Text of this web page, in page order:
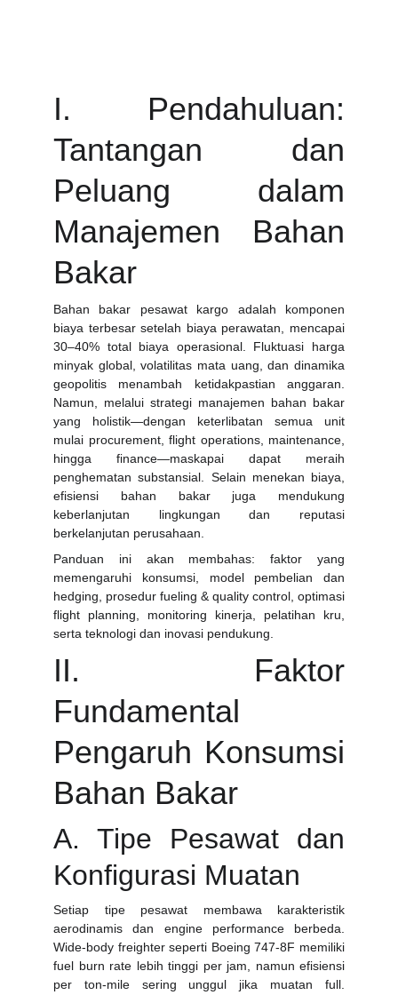
I. Pendahuluan:
Tantangan dan
Peluang dalam
Manajemen Bahan
Bakar
Bahan bakar pesawat kargo adalah komponen
biaya terbesar setelah biaya perawatan, mencapai
30–40% total biaya operasional. Fluktuasi harga
minyak global, volatilitas mata uang, dan dinamika
geopolitis menambah ketidakpastian anggaran.
Namun, melalui strategi manajemen bahan bakar
yang holistik—dengan keterlibatan semua unit
mulai procurement, flight operations, maintenance,
hingga finance—maskapai dapat meraih
penghematan substansial. Selain menekan biaya,
efisiensi bahan bakar juga mendukung
keberlanjutan lingkungan dan reputasi
berkelanjutan perusahaan.
Panduan ini akan membahas: faktor yang
memengaruhi konsumsi, model pembelian dan
hedging, prosedur fueling & quality control, optimasi
flight planning, monitoring kinerja, pelatihan kru,
serta teknologi dan inovasi pendukung.
II. Faktor
Fundamental
Pengaruh Konsumsi
Bahan Bakar
A. Tipe Pesawat dan
Konfigurasi Muatan
Setiap tipe pesawat membawa karakteristik
aerodinamis dan engine performance berbeda.
Wide-body freighter seperti Boeing 747-8F memiliki
fuel burn rate lebih tinggi per jam, namun efisiensi
per ton-mile sering unggul jika muatan full.